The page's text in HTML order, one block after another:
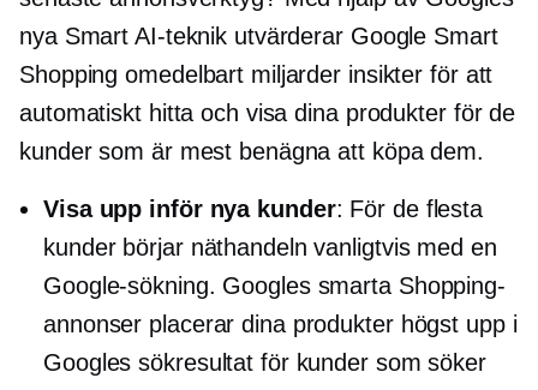
nya Smart AI-teknik utvärderar Google Smart
Shopping omedelbart miljarder insikter för att
automatiskt hitta och visa dina produkter för de
kunder som är mest benägna att köpa dem.
Visa upp inför nya kunder: För de flesta
kunder börjar näthandeln vanligtvis med en
Google-sökning. Googles smarta Shopping-
annonser placerar dina produkter högst upp i
Googles sökresultat för kunder som söker